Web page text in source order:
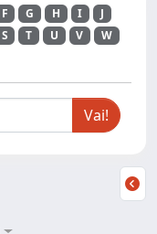
F G H I
J
S T U V
W